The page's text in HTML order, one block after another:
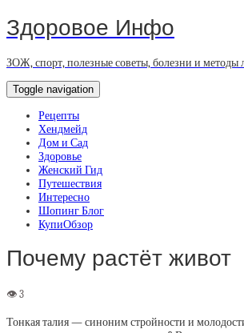
Здоровое Инфо
ЗОЖ, спорт, полезные советы, болезни и методы
Toggle navigation
Рецепты
Хендмейд
Дом и Сад
Здоровье
Женский Гид
Путешествия
Интересно
Шопинг Блог
КупиОбзор
Почему растёт живот
Тонкая талия — синоним стройности и